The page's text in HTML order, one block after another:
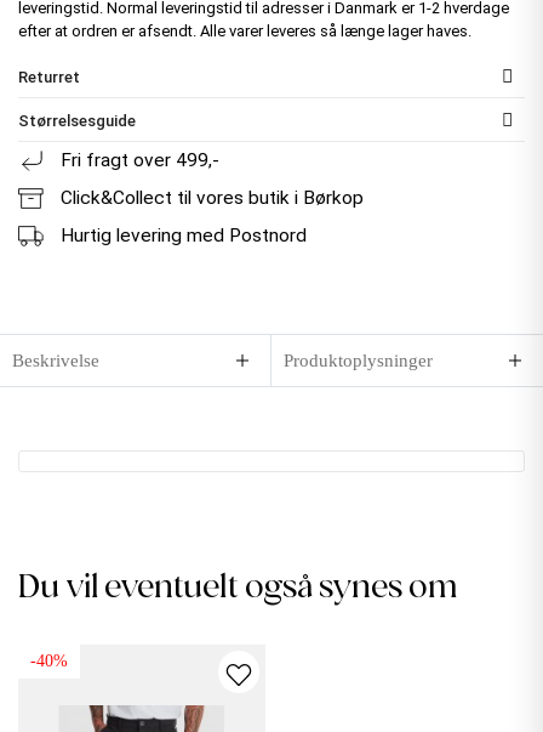
leveringstid. Normal leveringstid til adresser i Danmark er 1-2 hverdage
efter at ordren er afsendt. Alle varer leveres så længe lager haves.
Returret
Størrelsesguide
Fri fragt over 499,-
Click&Collect til vores butik i Børkop
Hurtig levering med Postnord
Beskrivelse Produktoplysninger
Du vil eventuelt også synes om
-40%